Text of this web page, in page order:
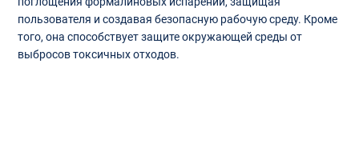
пользователя и создавая безопасную рабочую среду. Кроме
того, она способствует защите окружающей среды от
выбросов токсичных отходов.